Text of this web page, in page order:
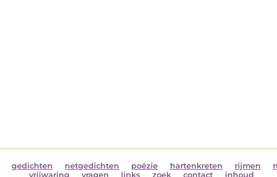
gedichten netgedichten poëzie hartenkreten rijmen
vrijwaring
vragen links zoek contact inhoud